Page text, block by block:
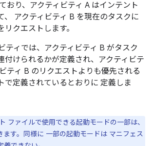
おり、アクティビティ A はインテント
、 アクティビティ B を現在のタスクに
クエストします。
ティでは、アクティビティ B がタスク
付けられるかが定義され、アクティビテ
ティ B のリクエストよりも優先される
で定義されているとおりに 定義しま
ファイルで使用できる起動モードの一部は、
ます。同様に 一部の起動モードは マニフェス